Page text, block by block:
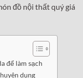
đồ nội thất quý giá
để làm sạch
dụng